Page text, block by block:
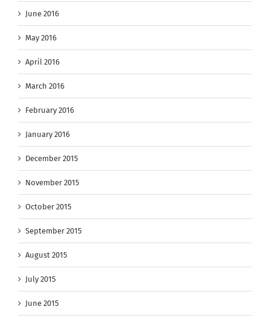
June 2016
May 2016
April 2016
March 2016
February 2016
January 2016
December 2015
November 2015
October 2015
September 2015
August 2015
July 2015
June 2015